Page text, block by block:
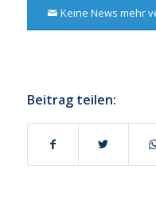
Keine News mehr
Beitrag teilen: